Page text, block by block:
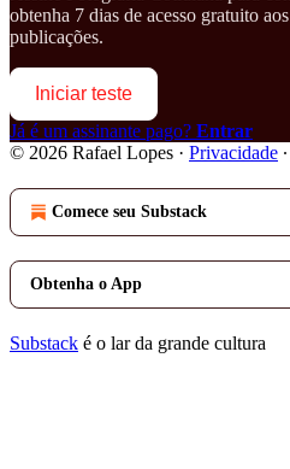
obtenha 7 dias de acesso gratuito
publicações.
Iniciar teste
Já é um assinante pago? Entrar
© 2026 Rafael Lopes · Privacidade ∙
Comece seu Substack
Obtenha o App
Substack é o lar da grande cultura